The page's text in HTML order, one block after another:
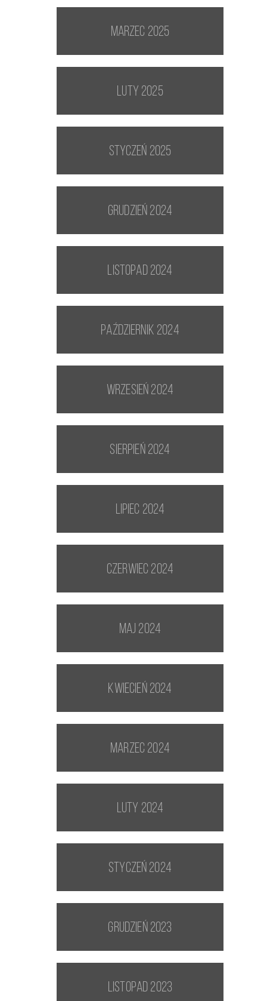
marzec 2025
luty 2025
styczeń 2025
grudzień 2024
listopad 2024
październik 2024
wrzesień 2024
sierpień 2024
lipiec 2024
czerwiec 2024
maj 2024
kwiecień 2024
marzec 2024
luty 2024
styczeń 2024
grudzień 2023
listopad 2023